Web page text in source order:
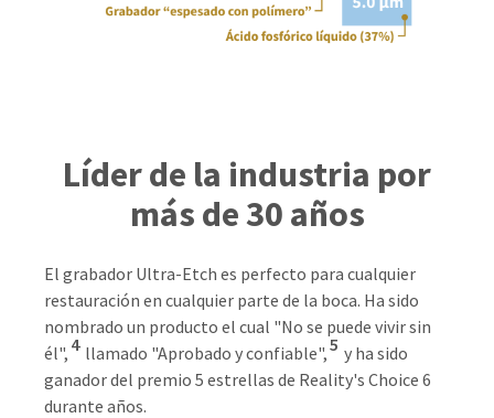
Líder de la industria por
más de 30 años
El grabador Ultra-Etch es perfecto para cualquier
restauración en cualquier parte de la boca. Ha sido
nombrado un producto el cual "No se puede vivir sin
él", 4 llamado "Aprobado y confiable",5 y ha sido
ganador del premio 5 estrellas de Reality's Choice 6
durante años.